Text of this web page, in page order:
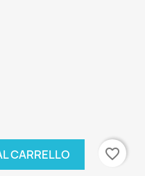
CARRELLO
favorite_border